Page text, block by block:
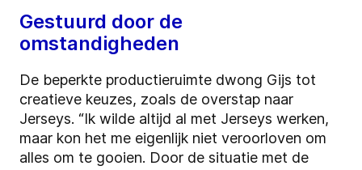
Gestuurd door de
omstandigheden
De beperkte productieruimte dwong Gijs tot
creatieve keuzes, zoals de overstap naar
Jerseys. “Ik wilde altijd al met Jerseys werken,
maar kon het me eigenlijk niet veroorloven om
alles om te gooien. Door de situatie met de